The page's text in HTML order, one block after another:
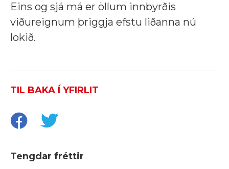
Eins og sjá má er öllum innbyrðis
viðureignum þriggja efstu liðanna nú
lokið.
TIL BAKA Í YFIRLIT
Tengdar fréttir